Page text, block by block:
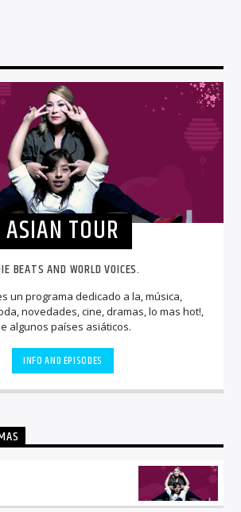
ASIAN TOUR
BEATS AND WORLD VOICES.
un programa dedicado a la, música,
novedades, cine, dramas, lo mas hot!,
algunos países asiáticos.
INFO AND EPISODES